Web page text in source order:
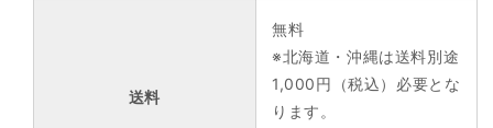
送料
無料
※北海道・沖縄は送料別途
1,000円（税込）必要とな
ります。